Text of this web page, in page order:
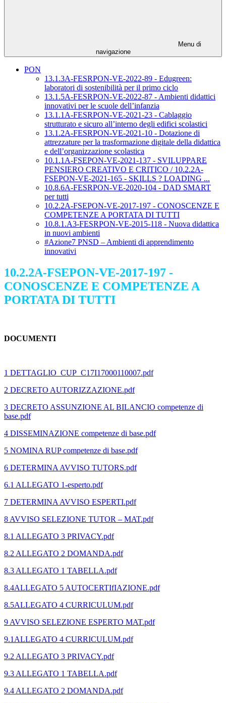
Menu di
navigazione
PON
13.1.3A-FESRPON-VE-2022-89 - Edugreen:
laboratori di sostenibilità per il primo ciclo
13.1.5A-FESRPON-VE-2022-87 - Ambienti didattici
innovativi per le scuole dell’infanzia
13.1.1A-FESRPON-VE-2021-23 - Cablaggio
strutturato e sicuro all’interno degli edifici scolastici
13.1.2A-FESRPON-VE-2021-10 - Dotazione di
attrezzature per la trasformazione digitale della didattica
e dell’organizzazione scolastica
10.1.1A-FSEPON-VE-2021-137 - SVILUPPARE
PENSIERO CREATIVO E CRITICO / 10.2.2A-
FSEPON-VE-2021-165 - SKILLS ? LOADING ...
10.8.6A-FESRPON-VE-2020-104 - DAD SMART
per tutti
10.2.2A-FSEPON-VE-2017-197 - CONOSCENZE E
COMPETENZE A PORTATA DI TUTTI
10.8.1.A3-FESRPON-VE-2015-118 - Nuova didattica
in nuovi ambienti
#Azione7 PNSD – Ambienti di apprendimento
innovativi
10.2.2A-FSEPON-VE-2017-197 -
CONOSCENZE E COMPETENZE A
PORTATA DI TUTTI
DOCUMENTI
1 DETTAGLIO_CUP_C17I17000110007.pdf
2 DECRETO AUTORIZZAZIONE.pdf
3 DECRETO ASSUNZIONE AL BILANCIO competenze di
base.pdf
4 DISSEMINAZIONE competenze di base.pdf
5 NOMINA RUP competenze di base.pdf
6 DETERMINA AVVISO TUTORS.pdf
6.1 ALLEGATO 1-esperto.pdf
7 DETERMINA AVVISO ESPERTI.pdf
8 AVVISO SELEZIONE TUTOR – MAT.pdf
8.1 ALLEGATO 3 PRIVACY.pdf
8.2 ALLEGATO 2 DOMANDA.pdf
8.3 ALLEGATO 1 TABELLA.pdf
8.4ALLEGATO 5 AUTOCERTIfIAZIONE.pdf
8.5ALLEGATO 4 CURRICULUM.pdf
9 AVVISO SELEZIONE ESPERTO MAT.pdf
9.1ALLEGATO 4 CURRICULUM.pdf
9.2 ALLEGATO 3 PRIVACY.pdf
9.3 ALLEGATO 1 TABELLA.pdf
9.4 ALLEGATO 2 DOMANDA.pdf